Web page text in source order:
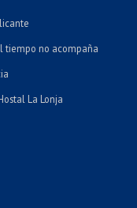
tiempo no acompaña
La Lonja